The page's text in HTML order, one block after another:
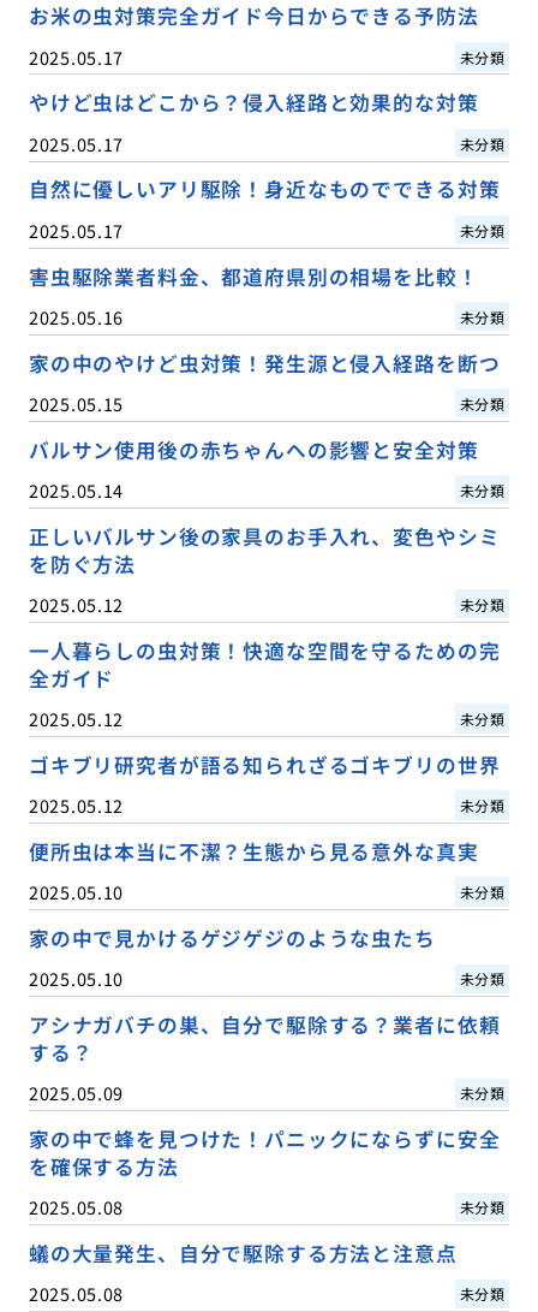
お米の虫対策完全ガイド今日からできる予防法
2025.05.17 未分類
やけど虫はどこから？侵入経路と効果的な対策
2025.05.17 未分類
自然に優しいアリ駆除！身近なものでできる対策
2025.05.17 未分類
害虫駆除業者料金、都道府県別の相場を比較！
2025.05.16 未分類
家の中のやけど虫対策！発生源と侵入経路を断つ
2025.05.15 未分類
バルサン使用後の赤ちゃんへの影響と安全対策
2025.05.14 未分類
正しいバルサン後の家具のお手入れ、変色やシミ
を防ぐ方法
2025.05.12 未分類
一人暮らしの虫対策！快適な空間を守るための完
全ガイド
2025.05.12 未分類
ゴキブリ研究者が語る知られざるゴキブリの世界
2025.05.12 未分類
便所虫は本当に不潔？生態から見る意外な真実
2025.05.10 未分類
家の中で見かけるゲジゲジのような虫たち
2025.05.10 未分類
アシナガバチの巣、自分で駆除する？業者に依頼
する？
2025.05.09 未分類
家の中で蜂を見つけた！パニックにならずに安全
を確保する方法
2025.05.08 未分類
蟻の大量発生、自分で駆除する方法と注意点
2025.05.08 未分類